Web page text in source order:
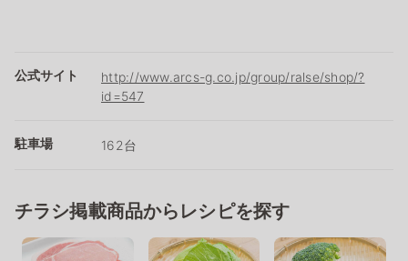
公式サイト
http://www.arcs-g.co.jp/group/ralse/shop/?
id=547
駐車場 162台
チラシ掲載商品からレシピを探す